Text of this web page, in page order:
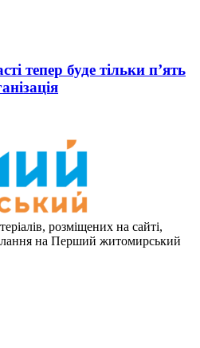
тепер буде тільки п’ять
розміщених на сайті,
на Перший житомирський